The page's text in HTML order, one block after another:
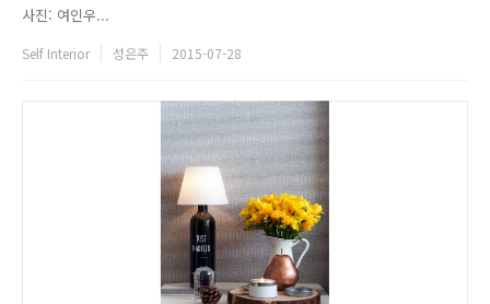
사진: 여인우...
Self Interior 성은주 2015-07-28